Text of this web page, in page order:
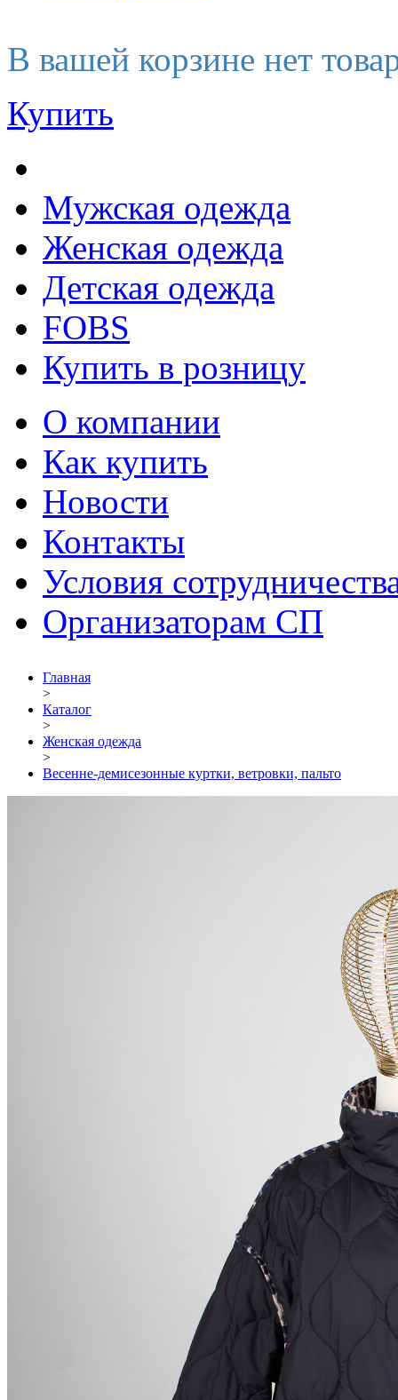
В вашей корзине нет
Купить
Мужская одежда
Женская одежда
Детская одежда
FOBS
Купить в розницу
О компании
Как купить
Новости
Контакты
Условия
Организаторам СП
Главная
>
Каталог
>
Женская одежда
>
Весенне-демисезонные куртки, ветровки, пальто